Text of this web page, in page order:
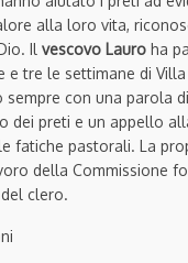
alla loro vita,
Il vescovo Lauro ha
e tre le settimane di
sempre con una parola di
dei preti e un appello
fatiche pastorali. La
della Commissione
clero.